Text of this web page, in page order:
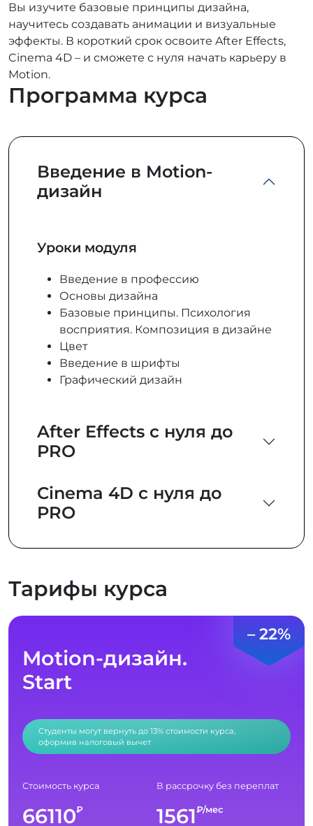
Вы изучите базовые принципы дизайна,
научитесь создавать анимации и визуальные
эффекты. В короткий срок освоите After Effects,
Cinema 4D – и сможете с нуля начать карьеру в
Motion.
Программа курса
Введение в Motion-
дизайн
Уроки модуля
Введение в профессию
Основы дизайна
Базовые принципы. Психология
восприятия. Композиция в дизайне
Цвет
Введение в шрифты
Графический дизайн
After Effects c нуля до
PRO
Cinema 4D с нуля до
PRO
Тарифы курса
– 22%
Motion-дизайн.
Start
Студенты могут вернуть до 13% стоимости курса,
оформив налоговый вычет
Стоимость курса
66110₽
В рассрочку без переплат
1561₽/мес